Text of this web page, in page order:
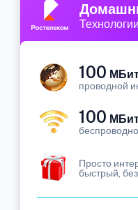
100
проводной
100
Просто
быстрый,